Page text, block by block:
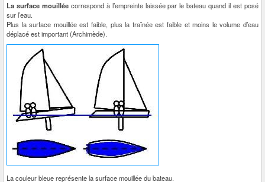
La surface mouillée correspond à l’empreinte laissée par le bateau quand il est posé
sur l’eau.
Plus la surface mouillée est faible, plus la traînée est faible et moins le volume d’eau
déplacé est important (Archimède).
La couleur bleue représente la surface mouillée du bateau.